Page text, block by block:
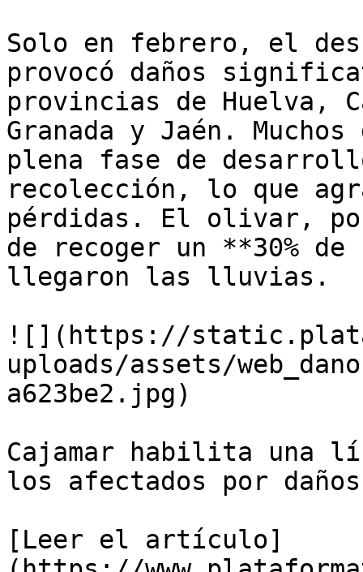
Solo en febrero, el
provocó daños
provincias de Huelva,
Granada y Jaén.
plena fase de
recolección, lo que
pérdidas. El olivar,
de recoger un **30%
llegaron las lluvias.
![](https://
uploads/assets/
a623be2.jpg)
Cajamar habilita una
los afectados por
[Leer el artículo]